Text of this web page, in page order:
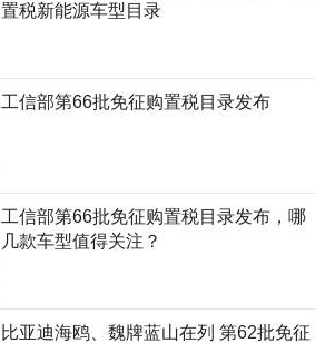
置税新能源车型目录
工信部第66批免征购置税目录发布
工信部第66批免征购置税目录发布，哪
几款车型值得关注？
比亚迪海鸥、魏牌蓝山在列 第62批免征